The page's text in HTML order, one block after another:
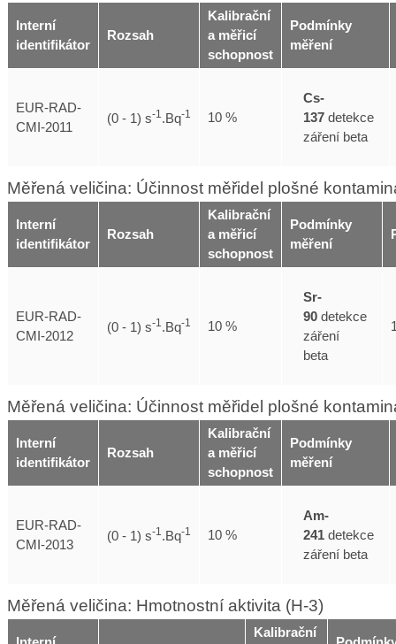
Interní
identifikátor
Rozsah
Kalibrační
a měřicí
schopnost
Podmínky
měření
EUR-RAD-
CMI-2011
(0 - 1) s-1.Bq-1 10 %
Cs-
137 detekce
záření beta
Měřená veličina: Účinnost měřidel plošné
Interní
identifikátor
Rozsah
Kalibrační
a měřicí
schopnost
Podmínky
měření
EUR-RAD-
CMI-2012
(0 - 1) s-1.Bq-1 10 %
Sr-
90 detekce
záření
beta
Měřená veličina: Účinnost měřidel plošné
Interní
identifikátor
Rozsah
Kalibrační
a měřicí
schopnost
Podmínky
měření
EUR-RAD-
CMI-2013
(0 - 1) s-1.Bq-1 10 %
Am-
241 detekce
záření beta
Měřená veličina: Hmotnostní aktivita (H-3)
Kalibrační